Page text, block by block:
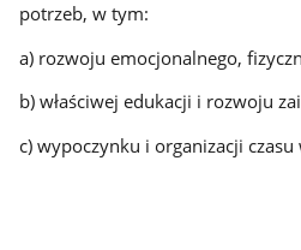
potrzeb, w tym:
a) rozwoju emocjonalnego,
b) właściwej edukacji i rozwoju
c) wypoczynku i organizacji czasu